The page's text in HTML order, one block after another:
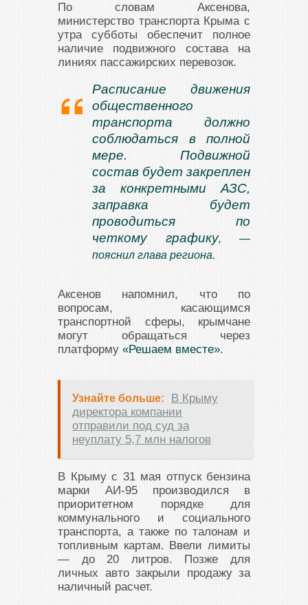
По словам Аксенова,
министерство транспорта Крыма с
утра субботы обеспечит полное
наличие подвижного состава на
линиях пассажирских перевозок.
Расписание движения
общественного
транспорта должно
соблюдаться в полной
мере. Подвижной
состав будет закреплен
за конкретными АЗС,
заправка будет
проводиться по
четкому графику, —
пояснил глава региона.
Аксенов напомнил, что по
вопросам, касающимся
транспортной сферы, крымчане
могут обращаться через
платформу «Решаем вместе».
Узнайте больше:
В Крыму
директора компании
отправили под суд за
неуплату 5,7 млн налогов
В Крыму с 31 мая отпуск бензина
марки АИ-95 производился в
приоритетном порядке для
коммунального и социального
транспорта, а также по талонам и
топливным картам. Ввели лимиты
— до 20 литров. Позже для
личных авто закрыли продажу за
наличный расчет.